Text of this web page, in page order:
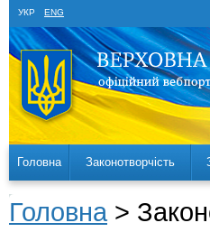
УКР ENG
Головна Законотворчість
Головна >